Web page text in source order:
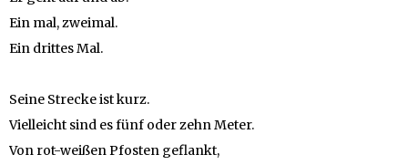
Ein mal, zweimal.
Ein drittes Mal.
Seine Strecke ist kurz.
Vielleicht sind es fünf oder zehn Meter.
Von rot-weißen Pfosten geflankt,